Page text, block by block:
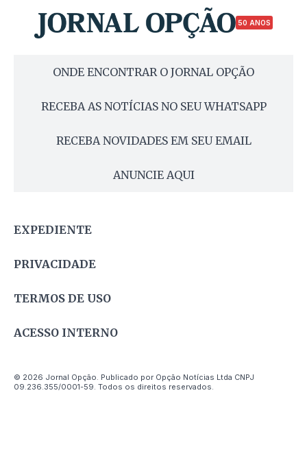
50 ANOS
ONDE ENCONTRAR O JORNAL OPÇÃO
RECEBA AS NOTÍCIAS NO SEU WHATSAPP
RECEBA NOVIDADES EM SEU EMAIL
ANUNCIE AQUI
EXPEDIENTE
PRIVACIDADE
TERMOS DE USO
ACESSO INTERNO
© 2026 Jornal Opção. Publicado por Opção Notícias Ltda CNPJ
09.236.355/0001-59. Todos os direitos reservados.